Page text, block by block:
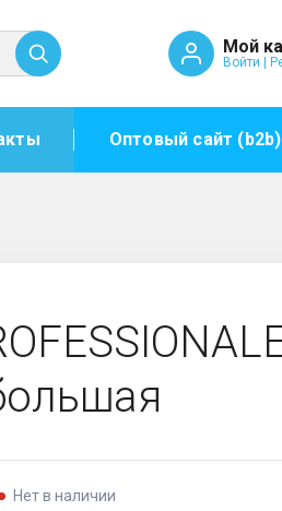
Мой
Войти |
Оптовый сайт (b2b)
Нет в наличии